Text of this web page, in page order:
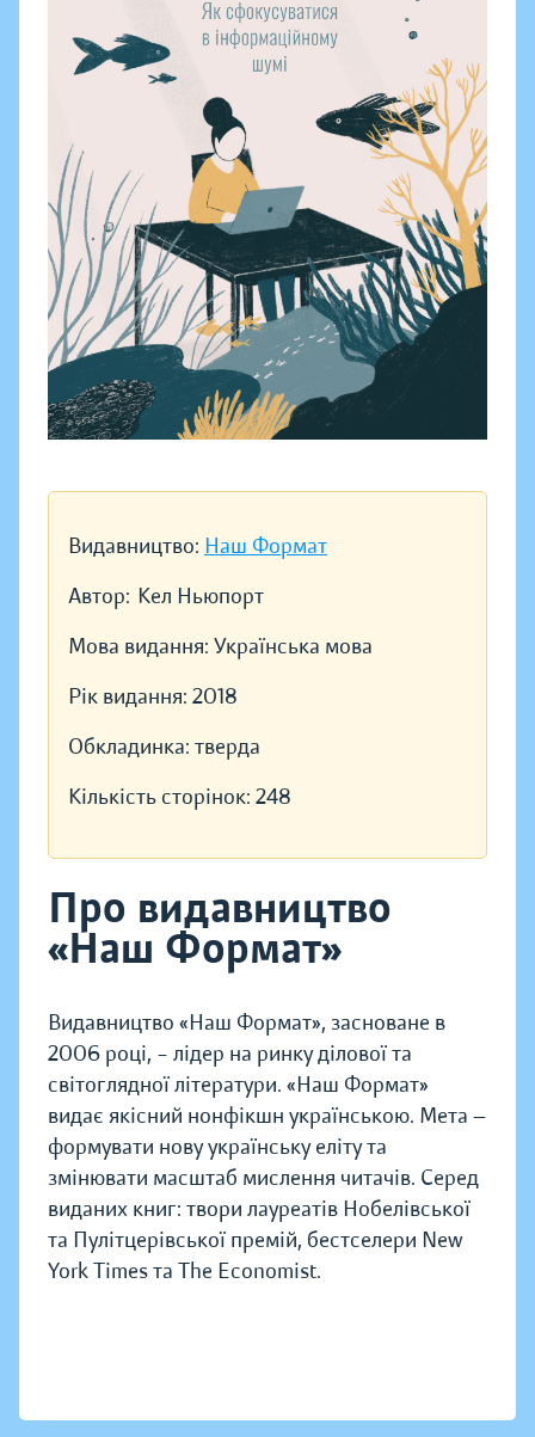
Видавництво: Наш Формат
Автор: Кел Ньюпорт
Мова видання: Українська мова
Рік видання: 2018
Обкладинка: тверда
Кількість сторінок: 248
Про видавництво
«Наш Формат»
Видавництво «Наш Формат», засноване в
2006 році, – лідер на ринку ділової та
світоглядної літератури. «Наш Формат»
видає якісний нонфікшн українською. Мета —
формувати нову українську еліту та
змінювати масштаб мислення читачів. Серед
виданих книг: твори лауреатів Нобелівської
та Пулітцерівської премій, бестселери New
York Times та The Economist.